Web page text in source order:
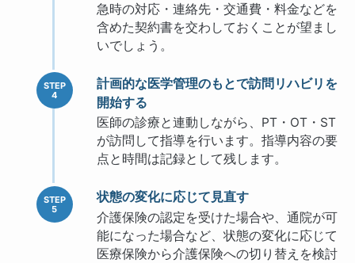
急時の対応・連絡先・交通費・料金などを
含めた契約書を交わしておくことが望まし
いでしょう。
計画的な医学管理のもとで訪問リハビリを
開始する
医師の診療と連動しながら、PT・OT・ST
が訪問して指導を行います。指導内容の要
点と時間は記録として残します。
状態の変化に応じて見直す
介護保険の認定を受けた場合や、通院が可
能になった場合など、状態の変化に応じて
医療保険から介護保険への切り替えを検討